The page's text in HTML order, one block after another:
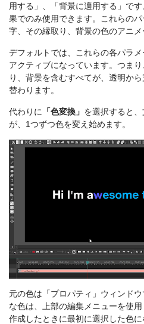
用する」、「背景に適用する」で
果でのみ使用できます。これらの
字、その縁取り、背景の色のアニメ
デフォルトでは、これらの各パラ
アクティブになっています。つま
り、背景を含むすべてが、透明か
替わります。
代わりに 「色変換」 を選択すると
が、1つずつ色を変え始めます。
元の色は「プロパティ」ウィンド
な色は、上部の編集メニューを使
作成したときに最初に選択した色に